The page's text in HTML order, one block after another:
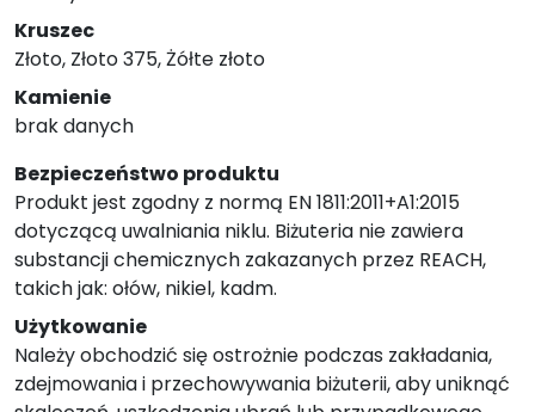
Kruszec
Złoto, Złoto 375, Żółte złoto
Kamienie
brak danych
Bezpieczeństwo produktu
Produkt jest zgodny z normą EN 1811:2011+A1:2015
dotyczącą uwalniania niklu. Biżuteria nie zawiera
substancji chemicznych zakazanych przez REACH,
takich jak: ołów, nikiel, kadm.
Użytkowanie
Należy obchodzić się ostrożnie podczas zakładania,
zdejmowania i przechowywania biżuterii, aby uniknąć